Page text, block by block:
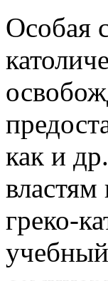
Особая
как и
властям
греко-